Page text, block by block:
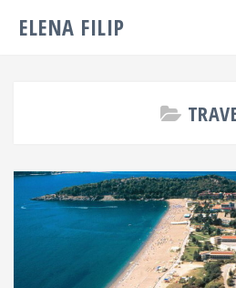
ELENA FILIP